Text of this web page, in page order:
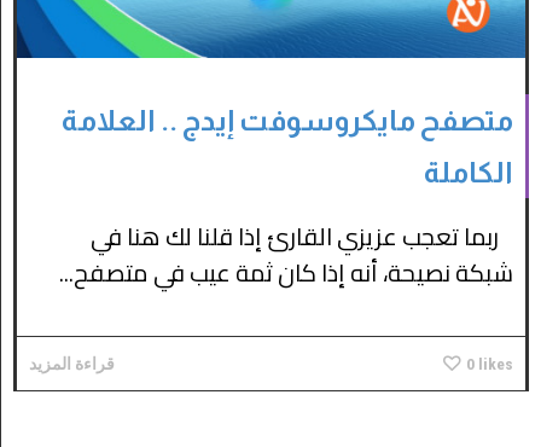
متصفح مايكروسوفت إيدج .. العلامة
الكاملة
ربما تعجب عزيزي القارئ إذا قلنا لك هنا في
شبكة نصيحة، أنه إذا كان ثمة عيب في متصفح...
0 likes قراءة المزيد